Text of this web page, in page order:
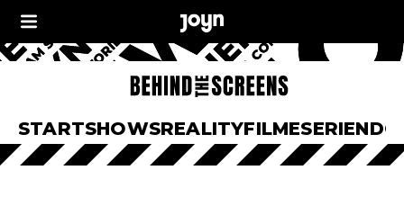
STARTSHOWSREALITYFILMESERIEN